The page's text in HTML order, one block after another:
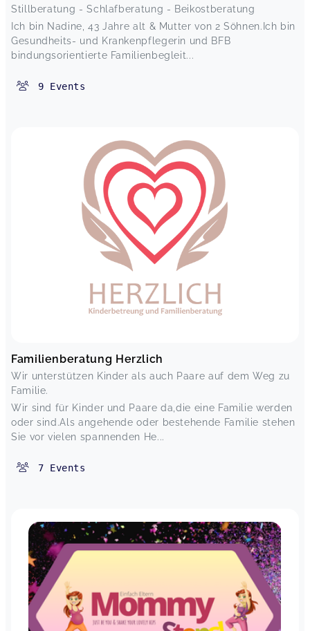
Stillberatung - Schlafberatung - Beikostberatung
Ich bin Nadine, 43 Jahre alt & Mutter von 2 Söhnen.Ich bin
Gesundheits- und Krankenpflegerin und BFB
bindungsorientierte Familienbegleit...
9 Events
Familienberatung Herzlich
Wir unterstützen Kinder als auch Paare auf dem Weg zu
Familie.
Wir sind für Kinder und Paare da,die eine Familie werden
oder sind.Als angehende oder bestehende Familie stehen
Sie vor vielen spannenden He...
7 Events